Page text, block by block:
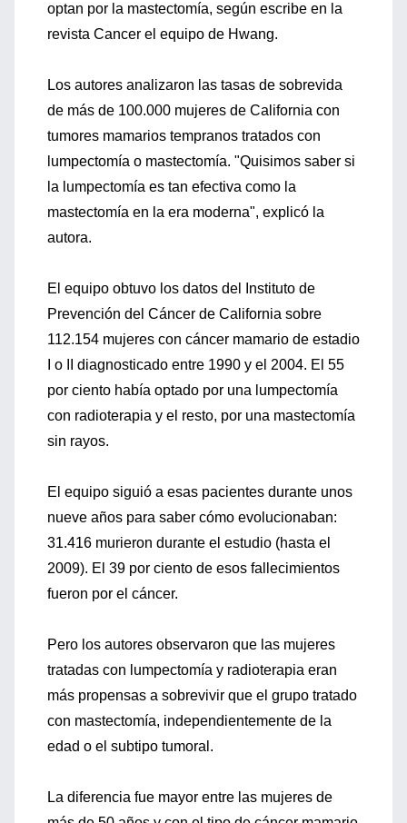
optan por la mastectomía, según escribe en la
revista Cancer el equipo de Hwang.
Los autores analizaron las tasas de sobrevida
de más de 100.000 mujeres de California con
tumores mamarios tempranos tratados con
lumpectomía o mastectomía. "Quisimos saber si
la lumpectomía es tan efectiva como la
mastectomía en la era moderna", explicó la
autora.
El equipo obtuvo los datos del Instituto de
Prevención del Cáncer de California sobre
112.154 mujeres con cáncer mamario de estadio
I o II diagnosticado entre 1990 y el 2004. El 55
por ciento había optado por una lumpectomía
con radioterapia y el resto, por una mastectomía
sin rayos.
El equipo siguió a esas pacientes durante unos
nueve años para saber cómo evolucionaban:
31.416 murieron durante el estudio (hasta el
2009). El 39 por ciento de esos fallecimientos
fueron por el cáncer.
Pero los autores observaron que las mujeres
tratadas con lumpectomía y radioterapia eran
más propensas a sobrevivir que el grupo tratado
con mastectomía, independientemente de la
edad o el subtipo tumoral.
La diferencia fue mayor entre las mujeres de